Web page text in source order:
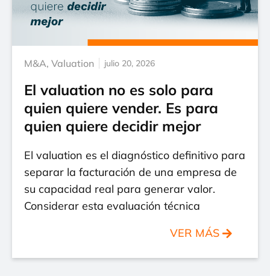
M&A, Valuation julio 20, 2026
El valuation no es solo para
quien quiere vender. Es para
quien quiere decidir mejor
El valuation es el diagnóstico definitivo para
separar la facturación de una empresa de
su capacidad real para generar valor.
Considerar esta evaluación técnica
VER MÁS